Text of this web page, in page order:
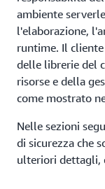
assicurarsi che
perda l'accesso
solo da una
EC2 Instance
modo sicuro,
semplice da
Autorizzazioni
Una best
ambiente
l'elaborazione,
runtime. Il
delle librerie del
risorse e della
come mostrato
Nelle sezioni
di sicurezza che
ulteriori dettagli,